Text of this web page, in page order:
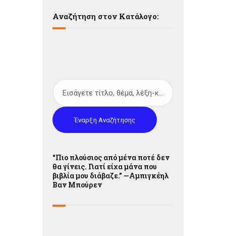
Αναζήτηση στον Κατάλογο:
Έναρξη Αναζήτησης
“Πιο πλούσιος από μένα ποτέ δεν
θα γίνεις. Γιατί είχα μάνα που
βιβλία μου διάβαζε.” —Αμπιγκέηλ
Βαν Μπούρεν